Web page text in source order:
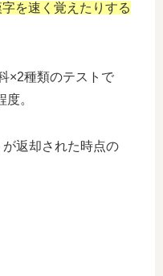
を速く覚えたりする
×2種類のテストで
。
返却された時点の